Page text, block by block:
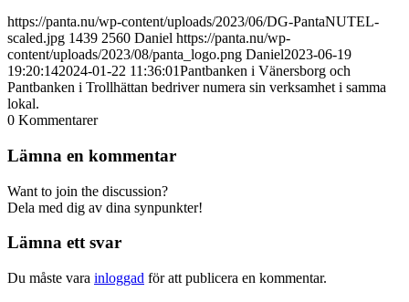
https://panta.nu/wp-content/uploads/2023/06/DG-PantaNUTEL-
scaled.jpg 1439 2560 Daniel https://panta.nu/wp-
content/uploads/2023/08/panta_logo.png Daniel2023-06-19
19:20:142024-01-22 11:36:01Pantbanken i Vänersborg och
Pantbanken i Trollhättan bedriver numera sin verksamhet i samma
lokal.
0 Kommentarer
Lämna en kommentar
Want to join the discussion?
Dela med dig av dina synpunkter!
Lämna ett svar
Du måste vara inloggad för att publicera en kommentar.